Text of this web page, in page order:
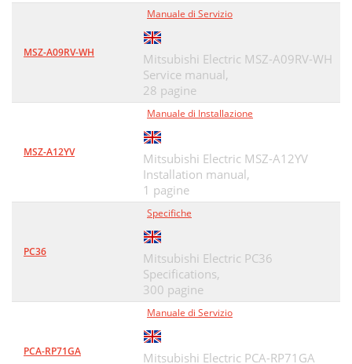
MSZ-A09RV-WH
Manuale di Servizio
Mitsubishi Electric MSZ-A09RV-WH
Service manual,
28 pagine
MSZ-A12YV
Manuale di Installazione
Mitsubishi Electric MSZ-A12YV
Installation manual,
1 pagine
PC36
Specifiche
Mitsubishi Electric PC36
Specifications,
300 pagine
PCA-RP71GA
Manuale di Servizio
Mitsubishi Electric PCA-RP71GA